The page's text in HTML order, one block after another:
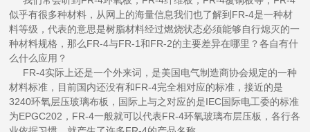
似乎有很多种材料，从网上的海量信息我们也了解到FR-4是一种材
料等级，代表的意思是树脂材料经过燃烧状态必须能够自行熄灭的一
种材料规格，那么FR-4与FR-1和FR-2的主要差异在哪里？各自有什
么什么应用？
FR-4实际上还是一个外来词，是美国电气制造商协会规定的一种
材料标准，目前国内还没有和FR-4完全相对应的标准，接近的是
3240环氧层压玻璃布板，国际上与之对应的是IEC国际电工委的标准
为EPGC202，FR-4一般就可以代表FR-4环氧玻璃布层压板，各行各